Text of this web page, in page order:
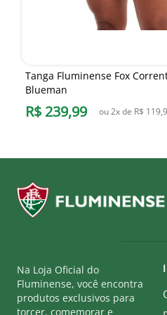
Tanga Fluminense Fox
Blueman
R$ 239,99 ou2x de R$ 119,
Na Loja Oficial do
Fluminense, você encontra
produtos exclusivos para
torcer, comemorar e